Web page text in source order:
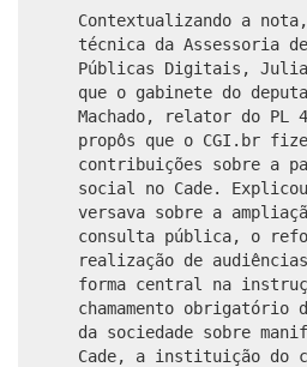
Contextualizando a
técnica da Assessoria
Públicas Digitais,
que o gabinete do
Machado, relator do PL
propôs que o CGI.br
contribuições sobre a
social no Cade.
versava sobre a
consulta pública, o
realização de
forma central na
chamamento obrigatório
da sociedade sobre
Cade, a instituição do